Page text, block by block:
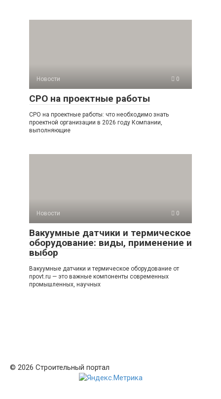
Новости 0
СРО на проектные работы
СРО на проектные работы: что необходимо знать
проектной организации в 2026 году Компании,
выполняющие
Новости 0
Вакуумные датчики и термическое
оборудование: виды, применение и
выбор
Вакуумные датчики и термическое оборудование от
npovt.ru — это важные компоненты современных
промышленных, научных
© 2026 Строительный портал